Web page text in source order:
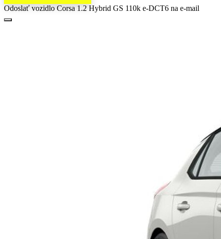
Odoslať vozidlo Corsa 1.2 Hybrid GS 110k e-DCT6 na e-mail